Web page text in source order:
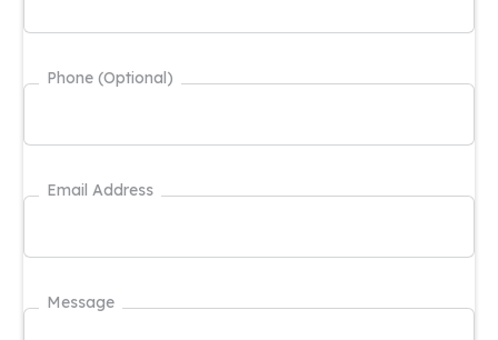
Phone (Optional)
Email Address
Message